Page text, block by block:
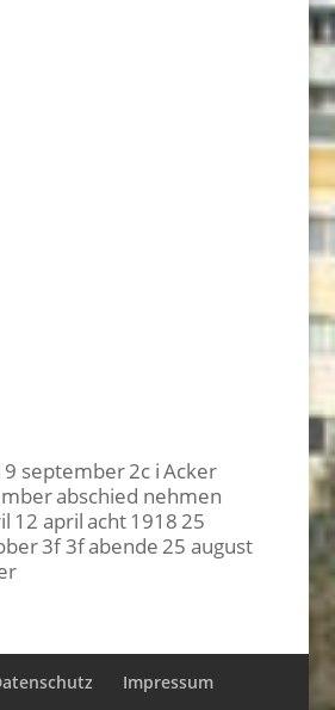
september2c iAcker
abschied nehmen
12 aprilacht191825
3f 3fabende25 august
Impressum